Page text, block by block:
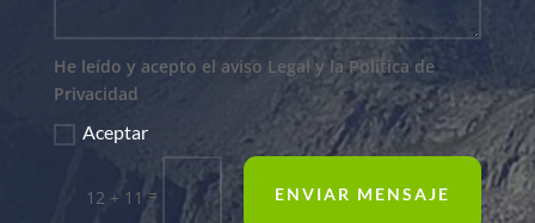
He leído y acepto el aviso Legal y la Política de
Privacidad
Aceptar
12 + 11= ENVIAR MENSAJE